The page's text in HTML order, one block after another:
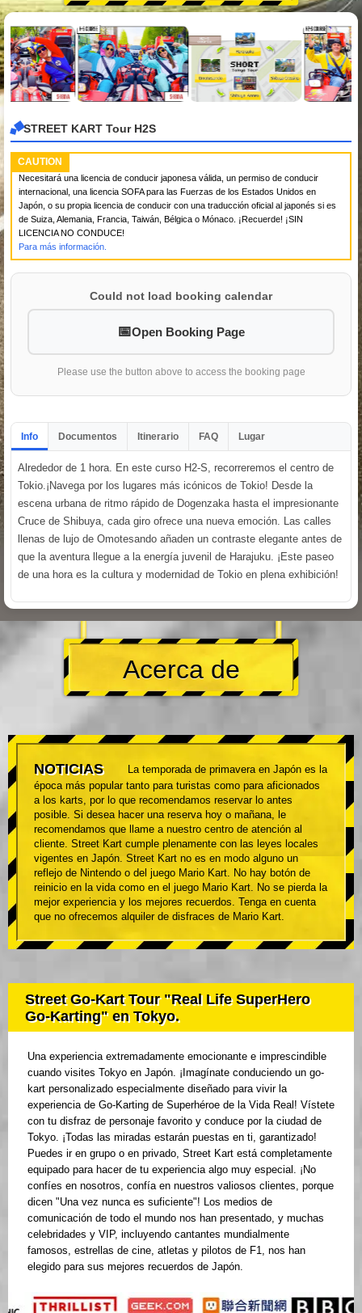
STREET KART Tour H2S
CAUTION
Necesitará una licencia de conducir japonesa válida, un permiso de conducir
internacional, una licencia SOFA para las Fuerzas de los Estados Unidos en
Japón, o su propia licencia de conducir con una traducción oficial al japonés si es
de Suiza, Alemania, Francia, Taiwán, Bélgica o Mónaco. ¡Recuerde! ¡SIN
LICENCIA NO CONDUCE!
Para más información.
Could not load booking calendar
Open Booking Page
Please use the button above to access the booking page
Info Documentos Itinerario FAQ Lugar
Alrededor de 1 hora. En este curso H2-S, recorreremos el centro de
Tokio.¡Navega por los lugares más icónicos de Tokio! Desde la
escena urbana de ritmo rápido de Dogenzaka hasta el impresionante
Cruce de Shibuya, cada giro ofrece una nueva emoción. Las calles
llenas de lujo de Omotesando añaden un contraste elegante antes de
que la aventura llegue a la energía juvenil de Harajuku. ¡Este paseo
de una hora es la cultura y modernidad de Tokio en plena exhibición!
Acerca de
NOTICIAS
La temporada de primavera en Japón es la
época más popular tanto para turistas como para aficionados
a los karts, por lo que recomendamos reservar lo antes
posible. Si desea hacer una reserva hoy o mañana, le
recomendamos que llame a nuestro centro de atención al
cliente. Street Kart cumple plenamente con las leyes locales
vigentes en Japón. Street Kart no es en modo alguno un
reflejo de Nintendo o del juego Mario Kart. No hay botón de
reinicio en la vida como en el juego Mario Kart. No se pierda la
mejor experiencia y los mejores recuerdos. Tenga en cuenta
que no ofrecemos alquiler de disfraces de Mario Kart.
Street Go-Kart Tour "Real Life SuperHero
Go-Karting" en Tokyo.
Una experiencia extremadamente emocionante e imprescindible
cuando visites Tokyo en Japón. ¡Imagínate conduciendo un go-
kart personalizado especialmente diseñado para vivir la
experiencia de Go-Karting de Superhéroe de la Vida Real! Vístete
con tu disfraz de personaje favorito y conduce por la ciudad de
Tokyo. ¡Todas las miradas estarán puestas en ti, garantizado!
Puedes ir en grupo o en privado, Street Kart está completamente
equipado para hacer de tu experiencia algo muy especial. ¡No
confíes en nosotros, confía en nuestros valiosos clientes, porque
dicen "Una vez nunca es suficiente"! Los medios de
comunicación de todo el mundo nos han presentado, y muchas
celebridades y VIP, incluyendo cantantes mundialmente
famosos, estrellas de cine, atletas y pilotos de F1, nos han
elegido para sus mejores recuerdos de Japón.